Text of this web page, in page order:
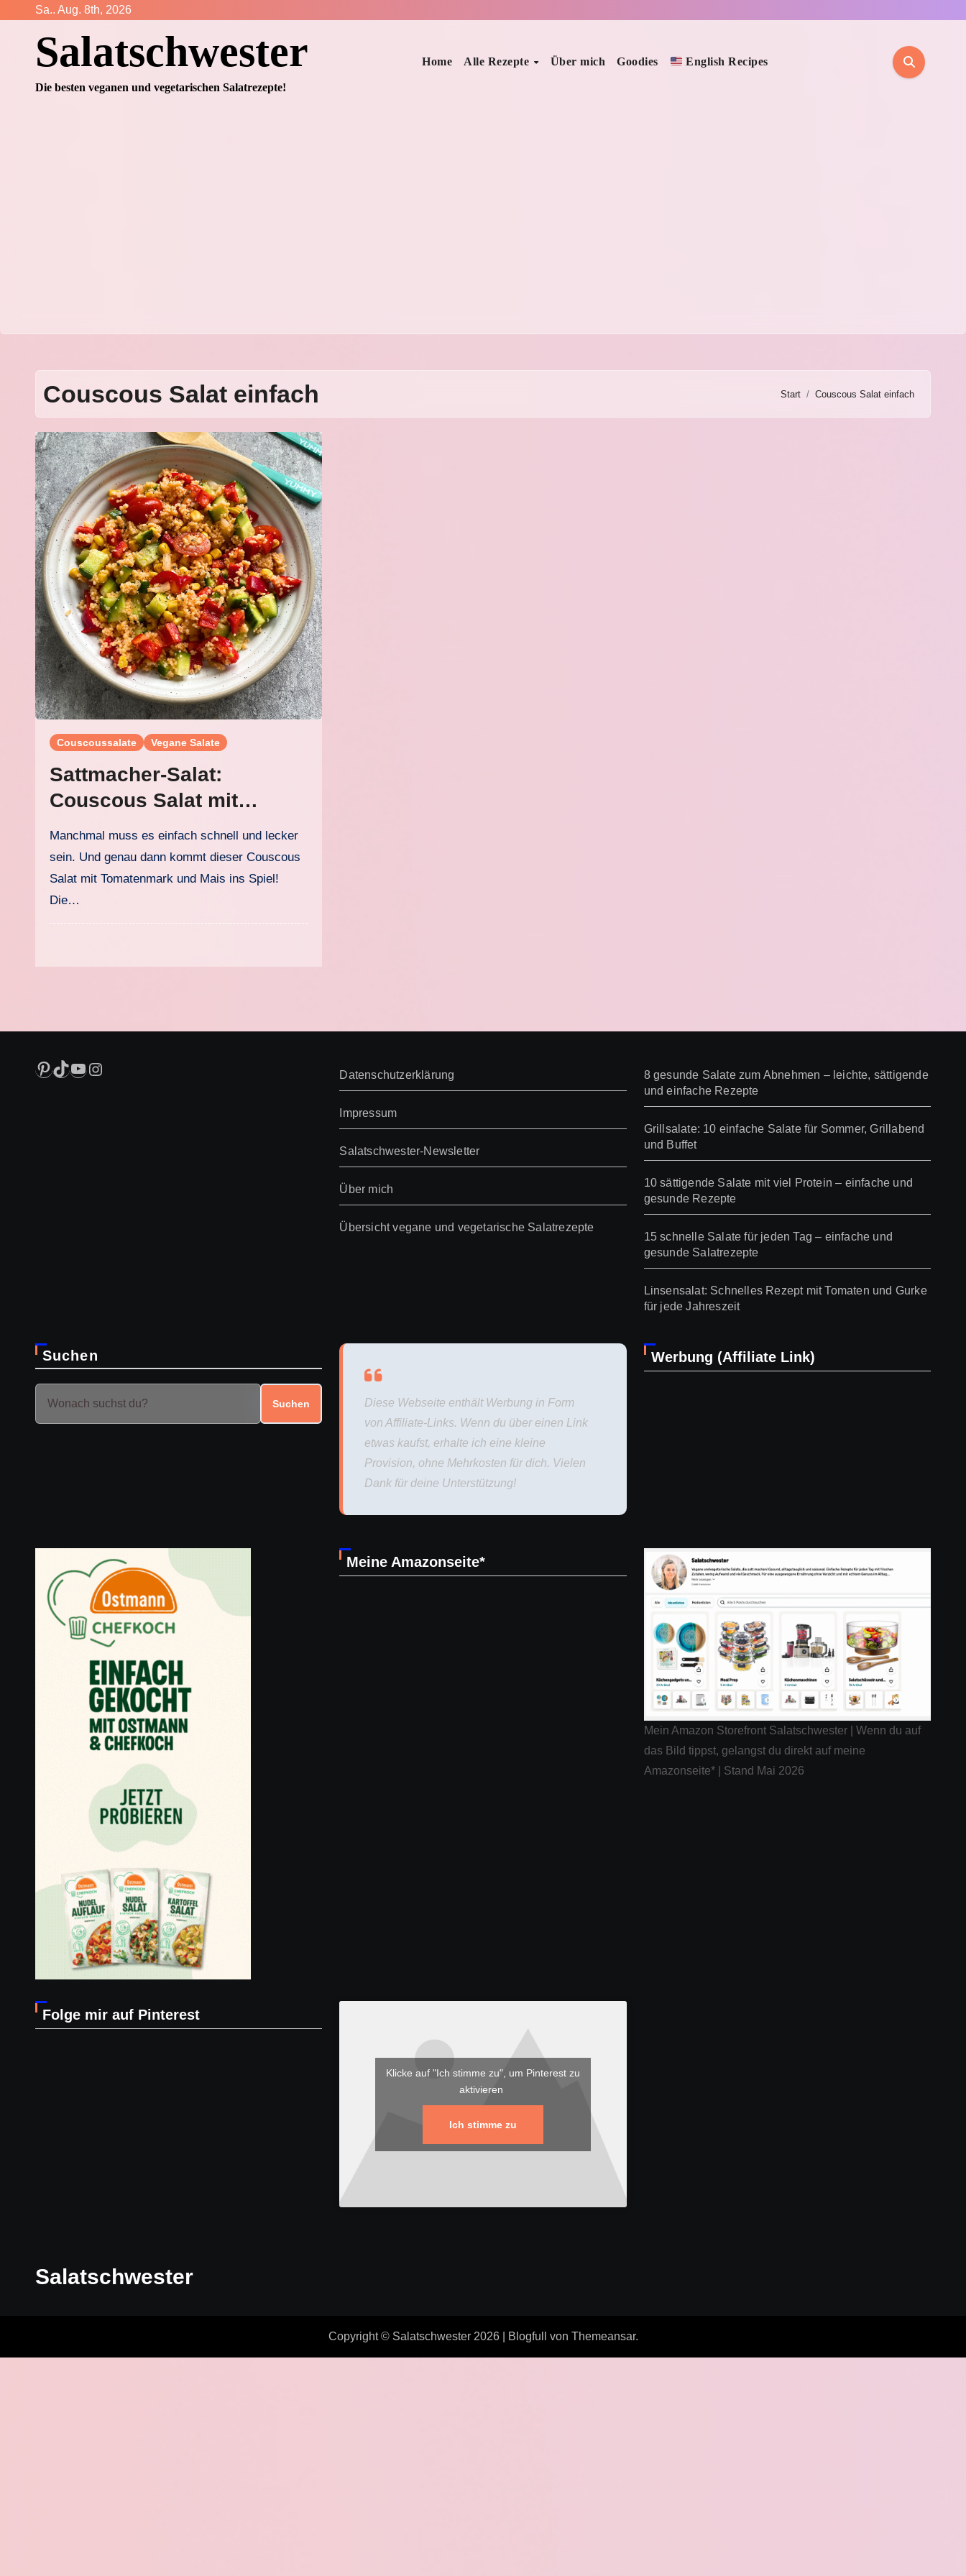
springen
Sa.. Aug. 8th, 2026
Salatschwester
Die besten veganen und vegetarischen Salatrezepte!
Home Alle Rezepte Über mich Goodies English Recipes
Couscous Salat einfach Start Couscous Salat einfach
Couscoussalate Vegane Salate
Sattmacher-Salat:
Couscous Salat mit
Tomatenmark und Mais
Manchmal muss es einfach schnell und lecker
sein. Und genau dann kommt dieser Couscous
Salat mit Tomatenmark und Mais ins Spiel!
Die…
Pinterest
TikTok
YouTube
Instagram Datenschutzerklärung
Impressum
Salatschwester-Newsletter
Über mich
Übersicht vegane und vegetarische Salatrezepte
8 gesunde Salate zum Abnehmen – leichte, sättigende
und einfache Rezepte
Grillsalate: 10 einfache Salate für Sommer, Grillabend
und Buffet
10 sättigende Salate mit viel Protein – einfache und
gesunde Rezepte
15 schnelle Salate für jeden Tag – einfache und
gesunde Salatrezepte
Linsensalat: Schnelles Rezept mit Tomaten und Gurke
für jede Jahreszeit
Suchen
Suchen
Diese Webseite enthält Werbung in Form
von Affiliate-Links. Wenn du über einen Link
etwas kaufst, erhalte ich eine kleine
Provision, ohne Mehrkosten für dich. Vielen
Dank für deine Unterstützung!
Werbung (Affiliate Link)
Meine Amazonseite*
Mein Amazon Storefront Salatschwester | Wenn du auf
das Bild tippst, gelangst du direkt auf meine
Amazonseite* | Stand Mai 2026
Folge mir auf Pinterest
Klicke auf "Ich stimme zu", um Pinterest zu
aktivieren
Ich stimme zu
Salatschwester
Copyright © Salatschwester 2026 Blogfull von Themeansar.